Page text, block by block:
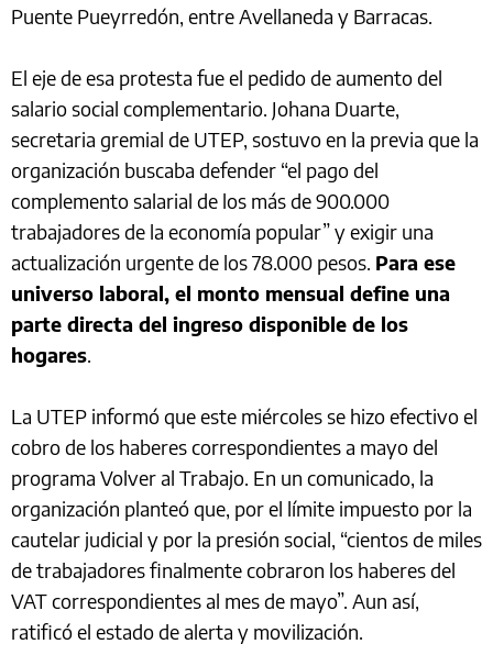
Puente Pueyrredón, entre Avellaneda y Barracas.
El eje de esa protesta fue el pedido de aumento del
salario social complementario. Johana Duarte,
secretaria gremial de UTEP, sostuvo en la previa que la
organización buscaba defender “el pago del
complemento salarial de los más de 900.000
trabajadores de la economía popular” y exigir una
actualización urgente de los 78.000 pesos. Para ese
universo laboral, el monto mensual define una
parte directa del ingreso disponible de los
hogares.
La UTEP informó que este miércoles se hizo efectivo el
cobro de los haberes correspondientes a mayo del
programa Volver al Trabajo. En un comunicado, la
organización planteó que, por el límite impuesto por la
cautelar judicial y por la presión social, “cientos de miles
de trabajadores finalmente cobraron los haberes del
VAT correspondientes al mes de mayo”. Aun así,
ratificó el estado de alerta y movilización.